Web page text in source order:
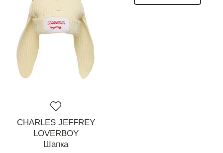
CHARLES JEFFREY
LOVERBOY
Шапка